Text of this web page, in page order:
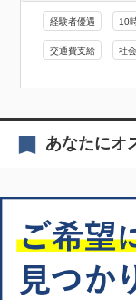
経験者優遇 10
交通費支給 社
あなたにオ